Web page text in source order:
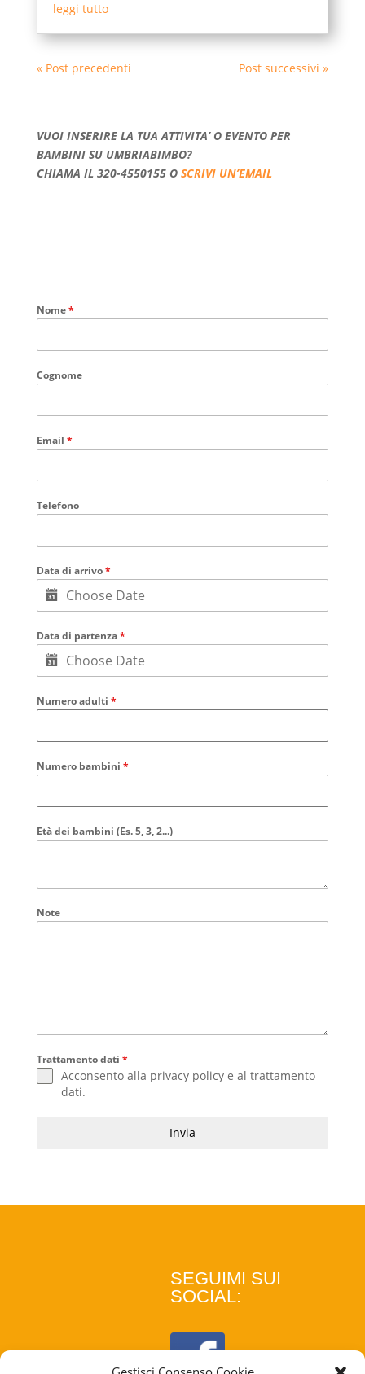
leggi tutto
« Post precedenti Post successivi »
VUOI INSERIRE LA TUA ATTIVITA’ O EVENTO PER
BAMBINI SU UMBRIABIMBO?
CHIAMA IL 320-4550155 O SCRIVI UN’EMAIL
Nome*
Cognome
Email *
Telefono
Data di arrivo*
Data di partenza*
Numero adulti *
Numero bambini *
Età dei bambini (Es. 5, 3, 2...)
Note
Trattamento dati *
Acconsento alla privacy policye al trattamento
dati.
Invia
SEGUIMI SUI
SOCIAL: